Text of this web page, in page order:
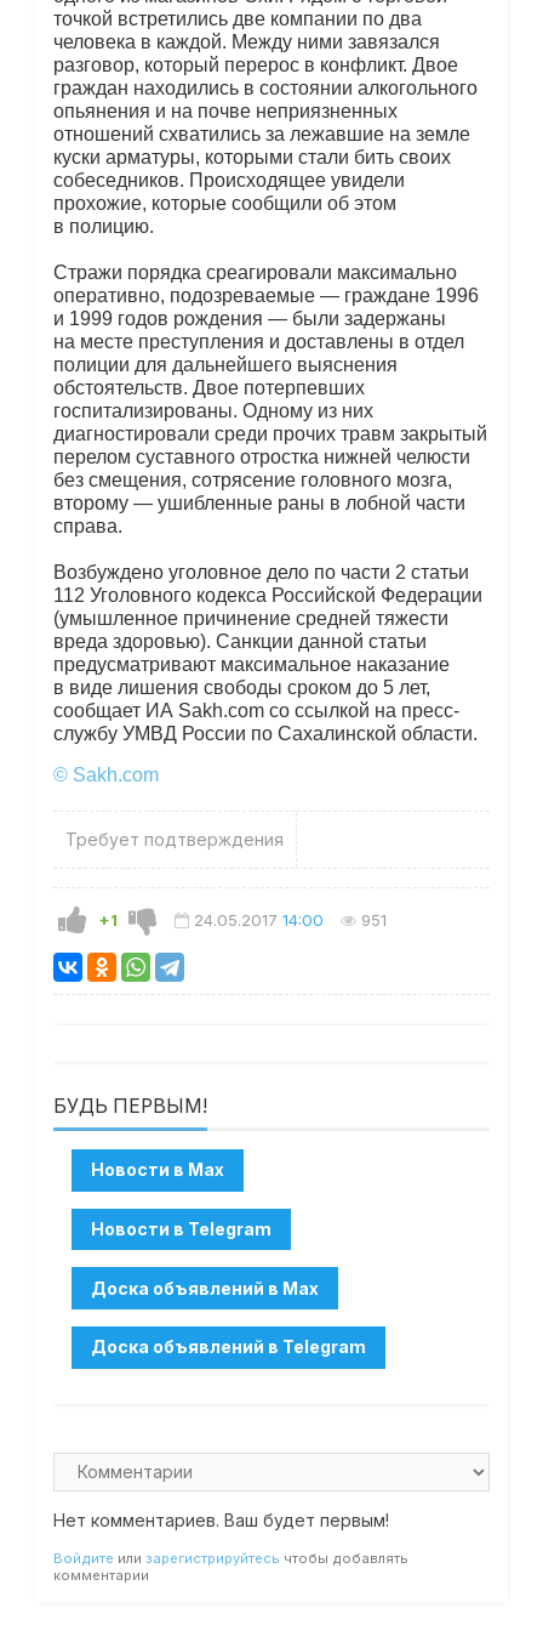
точкой встретились две компании по два
человека в каждой. Между ними завязался
разговор, который перерос в конфликт. Двое
граждан находились в состоянии алкогольного
опьянения и на почве неприязненных
отношений схватились за лежавшие на земле
куски арматуры, которыми стали бить своих
собеседников. Происходящее увидели
прохожие, которые сообщили об этом
в полицию.
Стражи порядка среагировали максимально
оперативно, подозреваемые — граждане 1996
и 1999 годов рождения — были задержаны
на месте преступления и доставлены в отдел
полиции для дальнейшего выяснения
обстоятельств. Двое потерпевших
госпитализированы. Одному из них
диагностировали среди прочих травм закрытый
перелом суставного отростка нижней челюсти
без смещения, сотрясение головного мозга,
второму — ушибленные раны в лобной части
справа.
Возбуждено уголовное дело по части 2 статьи
112 Уголовного кодекса Российской Федерации
(умышленное причинение средней тяжести
вреда здоровью). Санкции данной статьи
предусматривают максимальное наказание
в виде лишения свободы сроком до 5 лет,
сообщает ИА Sakh.com со ссылкой на пресс-
службу УМВД России по Сахалинской области.
© Sakh.com
Требует подтверждения
+1 24.05.2017 14:00 951
БУДЬ ПЕРВЫМ!
Нет комментариев. Ваш будет первым!
Войдите или зарегистрируйтесь чтобы добавлять
комментарии